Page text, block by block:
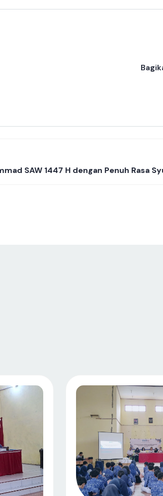
SAW 1447 H dengan Penuh Rasa